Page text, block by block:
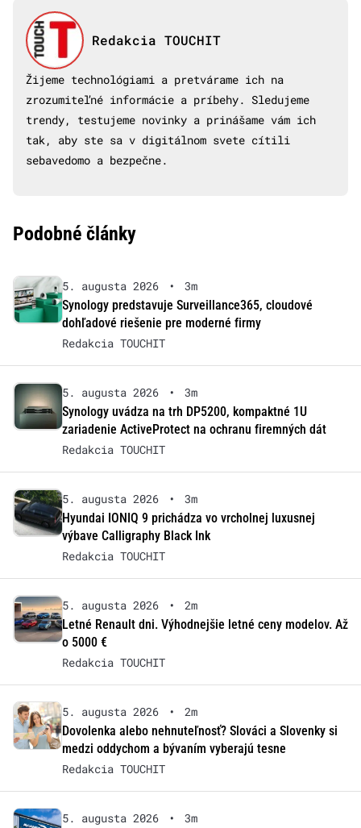
Redakcia TOUCHIT
Žijeme technológiami a pretvárame ich na
zrozumiteľné informácie a príbehy. Sledujeme
trendy, testujeme novinky a prinášame vám ich
tak, aby ste sa v digitálnom svete cítili
sebavedomo a bezpečne.
Podobné články
5. augusta 2026 •
3m
Synology predstavuje Surveillance365, cloudové
dohľadové riešenie pre moderné firmy
Redakcia TOUCHIT
5. augusta 2026 •
3m
Synology uvádza na trh DP5200, kompaktné 1U
zariadenie ActiveProtect na ochranu firemných dát
Redakcia TOUCHIT
5. augusta 2026 •
3m
Hyundai IONIQ 9 prichádza vo vrcholnej luxusnej
výbave Calligraphy Black Ink
Redakcia TOUCHIT
5. augusta 2026 •
2m
Letné Renault dni. Výhodnejšie letné ceny modelov. Až
o 5000 €
Redakcia TOUCHIT
5. augusta 2026 •
2m
Dovolenka alebo nehnuteľnosť? Slováci a Slovenky si
medzi oddychom a bývaním vyberajú tesne
Redakcia TOUCHIT
5. augusta 2026 •
3m